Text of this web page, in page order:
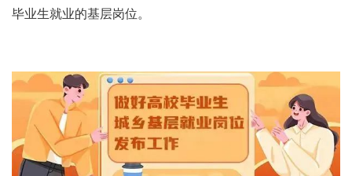
毕业生就业的基层岗位。